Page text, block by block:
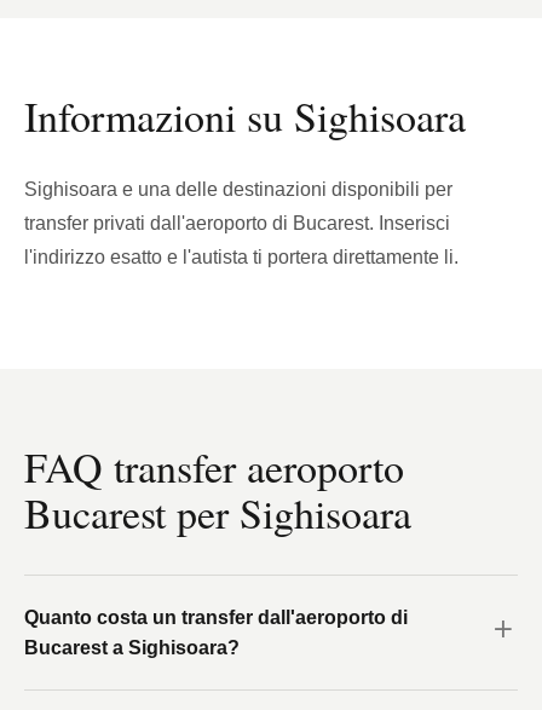
Informazioni su Sighisoara
Sighisoara e una delle destinazioni disponibili per
transfer privati dall'aeroporto di Bucarest. Inserisci
l'indirizzo esatto e l'autista ti portera direttamente li.
FAQ transfer aeroporto
Bucarest per Sighisoara
Quanto costa un transfer dall'aeroporto di
Bucarest a Sighisoara?